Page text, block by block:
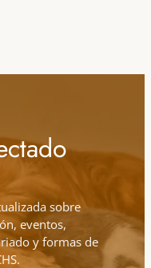
sobre
eventos,
y formas de